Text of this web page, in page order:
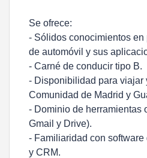
Se ofrece:
- Sólidos conocimientos en
de automóvil y sus
- Carné de conducir tipo B.
- Disponibilidad para viajar
Comunidad de Madrid y
- Dominio de herramientas
Gmail y Drive).
- Familiaridad con software
y CRM.